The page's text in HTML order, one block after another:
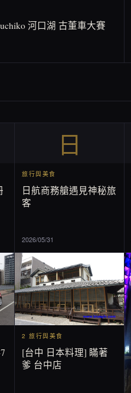
河口湖 古董車大賽
日
旅行與美食
日航商務艙遇見神秘旅
客
2026/05/31
2 旅行與美食
[台中 日本料理] 瞞著
爹 台中店